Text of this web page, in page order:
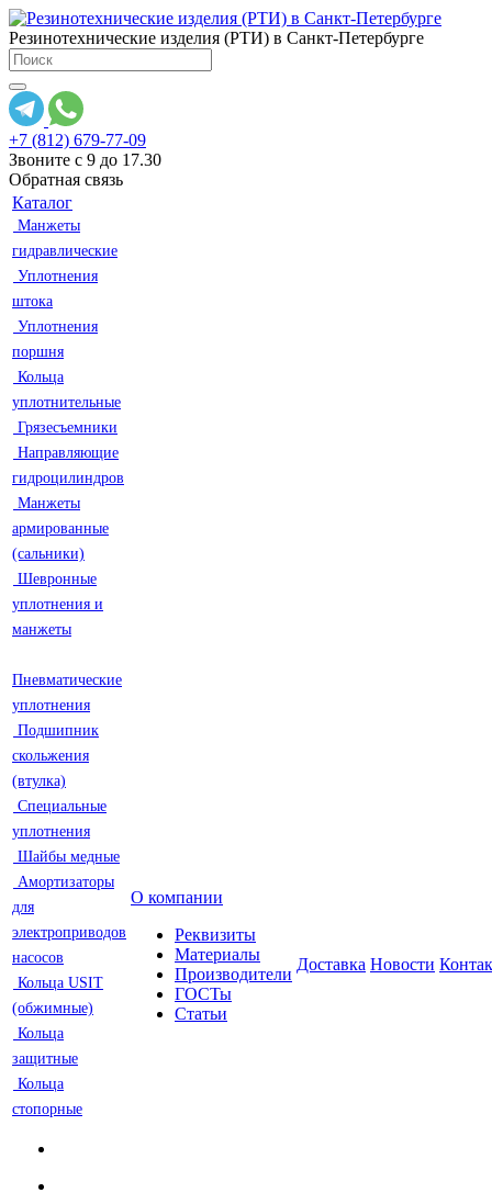
Резинотехнические изделия (РТИ) в Санкт-Петербурге
+7 (812) 679-77-09
Звоните с 9 до 17.30
Обратная связь
Каталог
Манжеты
гидравлические
Уплотнения
штока
Уплотнения
поршня
Кольца
уплотнительные
Грязесъемники
Направляющие
гидроцилиндров
Манжеты
армированные
(сальники)
Шевронные
уплотнения и
манжеты
Пневматические
уплотнения
Подшипник
скольжения
(втулка)
Специальные
уплотнения
Шайбы медные
Амортизаторы
для
электроприводов
насосов
Кольца USIT
(обжимные)
Кольца
защитные
Кольца
стопорные
О компании
Реквизиты
Материалы
Производители
ГОСТы
Статьи
Доставка Новости